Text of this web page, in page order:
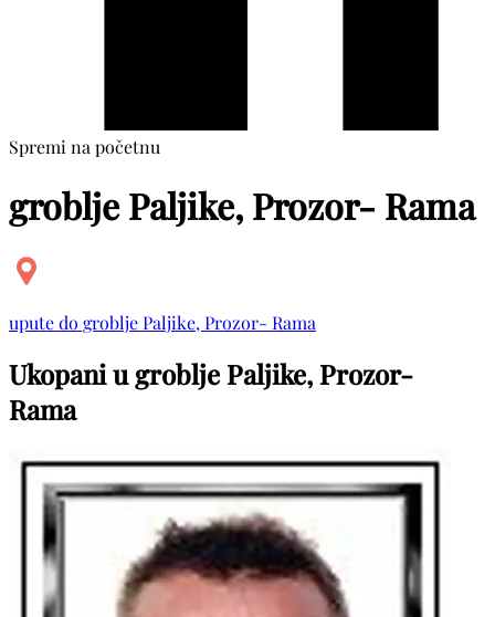
Spremi na početnu
groblje Paljike, Prozor- Rama
upute do groblje Paljike, Prozor- Rama
Ukopani u groblje Paljike, Prozor-
Rama